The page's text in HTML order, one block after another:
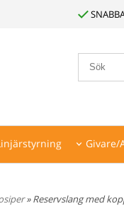
Givare/
» Reservslang med